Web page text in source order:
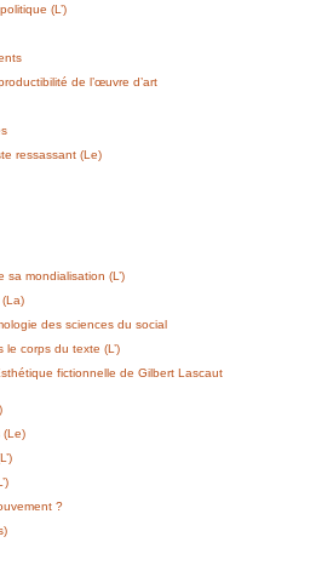
(L’)
de l’œuvre d’art
ressassant (Le)
sa mondialisation (L’)
des sciences du social
corps du texte (L’)
fictionnelle de Gilbert Lascaut
(Le)
?